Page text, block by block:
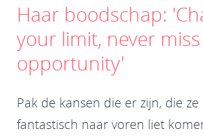
Haar boodschap:
your limit, never
opportunity'
Pak de kansen die er zijn, die
fantastisch naar voren liet